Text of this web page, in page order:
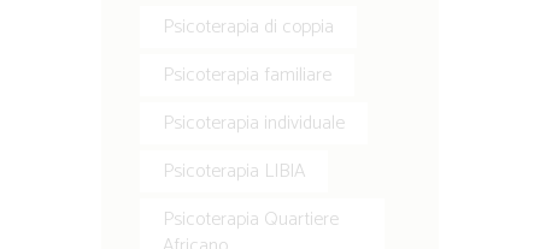
Psicoterapia di coppia
Psicoterapia familiare
Psicoterapia individuale
Psicoterapia LIBIA
Psicoterapia Quartiere